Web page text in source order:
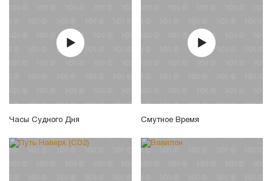
Часы Судного Дня Смутное Время